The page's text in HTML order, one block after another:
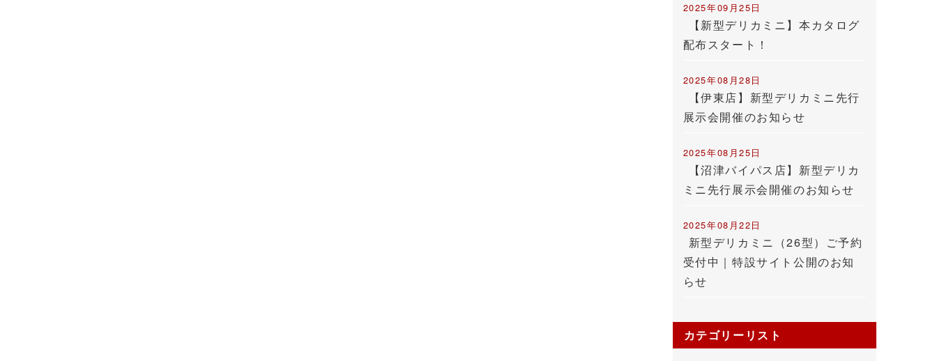
2025年09月25日
【新型デリカミニ】本カタログ
配布スタート！
2025年08月28日
【伊東店】新型デリカミニ先行
展示会開催のお知らせ
2025年08月25日
【沼津バイパス店】新型デリカ
ミニ先行展示会開催のお知らせ
2025年08月22日
新型デリカミニ（26型）ご予約
受付中｜特設サイト公開のお知
らせ
カテゴリーリスト